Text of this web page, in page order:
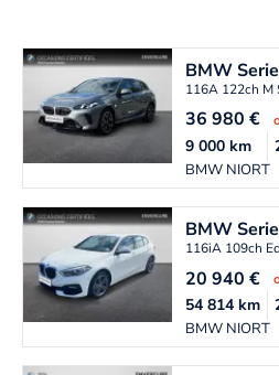
BMW
116A 122ch M
36 980€
BMW NIORT
9 000km
BMW
116iA 109ch
20 940€
BMW NIORT
54 814km